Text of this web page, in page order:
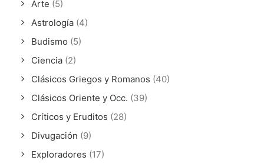
Arte (5)
Astrología (4)
Budismo (5)
Ciencia (2)
Clásicos Griegos y Romanos (40)
Clásicos Oriente y Occ. (39)
Críticos y Eruditos (28)
Divugación (9)
Exploradores (17)